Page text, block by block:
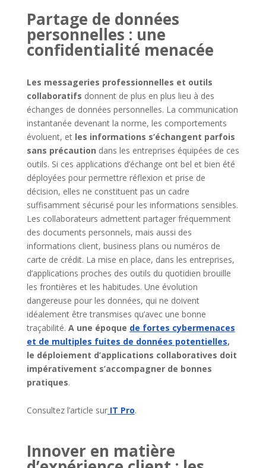
Partage de données
personnelles : une
confidentialité menacée
Les messageries professionnelles et outils
collaboratifs donnent de plus en plus lieu à des
échanges de données personnelles. La communication
instantanée devenant la norme, les comportements
évoluent, et les informations s’échangent parfois
sans précaution dans les entreprises équipées de ces
outils. Si ces applications d’échange ont bel et bien été
déployées pour permettre réflexion et prise de
décision, elles ne constituent pas un cadre
suffisamment sécurisé pour les informations sensibles.
Les collaborateurs admettent partager fréquemment
des documents personnels, mais aussi des
informations client, business plans ou numéros de
carte de crédit. La mise en place, dans les entreprises,
d’applications proches des outils du quotidien brouille
les frontières et les habitudes. Une évolution
dangereuse pour les données, qui ne doivent
idéalement être transmises qu’avec une bonne
traçabilité. A une époque de fortes cybermenaces
et de multiples fuites de données potentielles,
le déploiement d’applications collaboratives doit
impérativement s’accompagner de bonnes
pratiques.
Consultez l’article surIT Pro.
Innover en matière